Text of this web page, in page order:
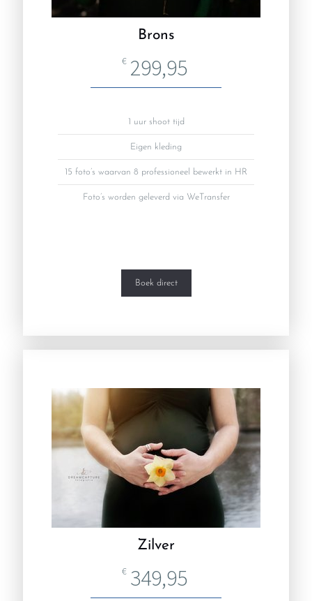
Brons
€ 299,95
1 uur shoot tijd
Eigen kleding
15 foto’s waarvan 8 professioneel bewerkt in HR
Foto’s worden geleverd via WeTransfer
Boek direct
Zilver
€ 349,95